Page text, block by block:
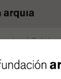
Próxima